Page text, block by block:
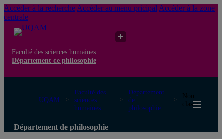
Accéder à la recherche Accéder au menu pricipal Accéder à la zone
centrale
Faculté des sciences humaines
Département de philosophie
UQAM
Faculté des
sciences
humaines
Département
de
philosophie
Non
classé
Département de philosophie